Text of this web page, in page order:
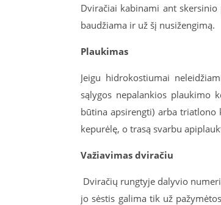
Dviračiai kabinami ant
baudžiama ir už šį nusižengimą.
Plaukimas
Jeigu hidrokostiumai
sąlygos nepalankios plaukimo
būtina apsirengti) arba
kepurėlę, o trasą svarbu
Važiavimas dviračiu
Dviračių rungtyje dalyvio
jo sėstis galima tik už